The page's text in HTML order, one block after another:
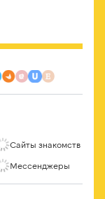
Сайты знакомств
Мессенджеры